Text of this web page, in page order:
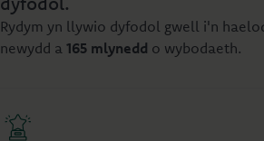
Rydym yn llywio dyfodol gwell i'n
newydd a 165 mlynedd o wybodaeth.